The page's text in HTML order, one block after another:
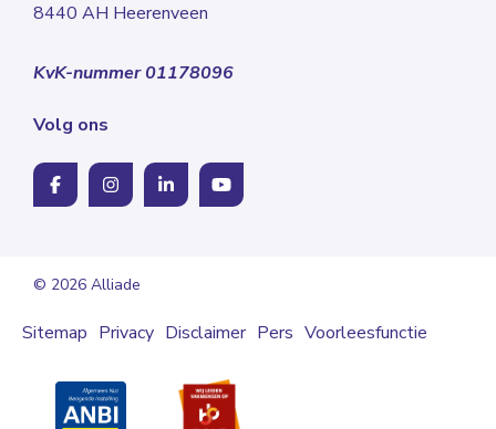
8440 AH Heerenveen
KvK-nummer 01178096
Volg ons
© 2026 Alliade
Sitemap Privacy Disclaimer Pers Voorleesfunctie